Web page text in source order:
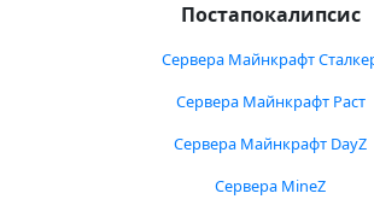
Постапокалипсис
Сервера Майнкрафт
Сервера Майнкрафт Раст
Сервера Майнкрафт DayZ
Сервера MineZ